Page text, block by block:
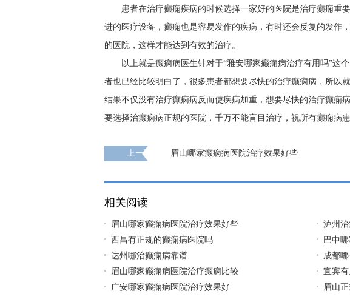
患者在治疗癫痫疾病的时候选择一家好的医院是治疗癫痫重
进的医疗设备，癫痫也是容易发作的疾病，有时还会反复的发作
的医院，这样才能达到有效的治疗。
以上就是癫痫病医生针对于“雅安哪家癫痫病治疗有用吗”这
者也已经比较明白了，很多患者都想要尽快的治疗癫痫病，所以
结果不仅没有治疗癫痫病反而使疾病加重，想要尽快的治疗癫痫
要选择治癫痫病正规的医院，千万不能盲目治疗，祝所有癫痫病
上一页 眉山哪家癫痫病医院治疗效果好些
相关阅读
眉山哪家癫痫病医院治疗效果好些
泸州
西昌有正规的癫痫病医院吗
巴中
达州哪治癫痫病靠谱
成都
眉山哪家癫痫病医院治疗癫痫比较
宜宾
广安哪家癫痫病医院治疗效果好
眉山